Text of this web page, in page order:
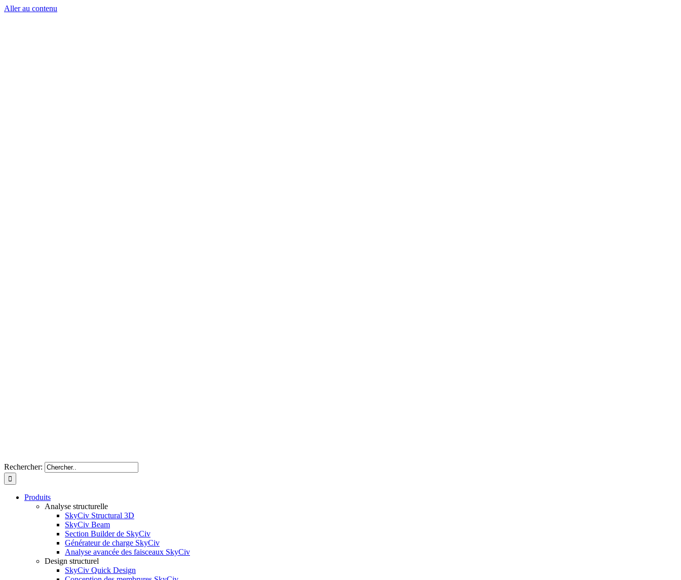
Aller au contenu
Rechercher:
Produits
Analyse structurelle
SkyCiv Structural 3D
SkyCiv Beam
Section Builder de SkyCiv
Générateur de charge SkyCiv
Analyse avancée des faisceaux SkyCiv
Design structurel
SkyCiv Quick Design